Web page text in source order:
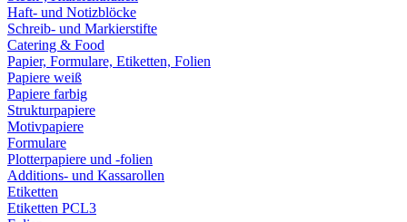
Haft- und Notizblöcke
Schreib- und Markierstifte
Catering & Food
Papier, Formulare, Etiketten, Folien
Papiere weiß
Papiere farbig
Strukturpapiere
Motivpapiere
Formulare
Plotterpapiere und -folien
Additions- und Kassarollen
Etiketten
Etiketten PCL3